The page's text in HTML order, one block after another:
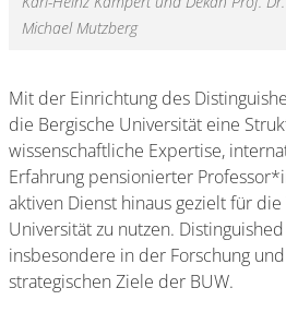
Michael Mutzberg
Mit der Einrichtung des
die Bergische Universität eine
wissenschaftliche Expertise,
Erfahrung pensionierter
aktiven Dienst hinaus gezielt für
Universität zu nutzen.
insbesondere in der Forschung
strategischen Ziele der BUW.